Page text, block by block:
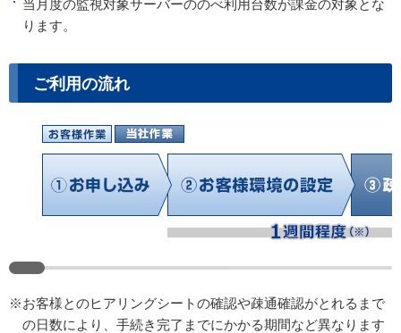
当月度の監視対象サーバーののべ利用台数が課金の対象とな
ります。
ご利用の流れ
※お客様とのヒアリングシートの確認や疎通確認がとれるまで
の日数により、手続き完了までにかかる期間など異なります